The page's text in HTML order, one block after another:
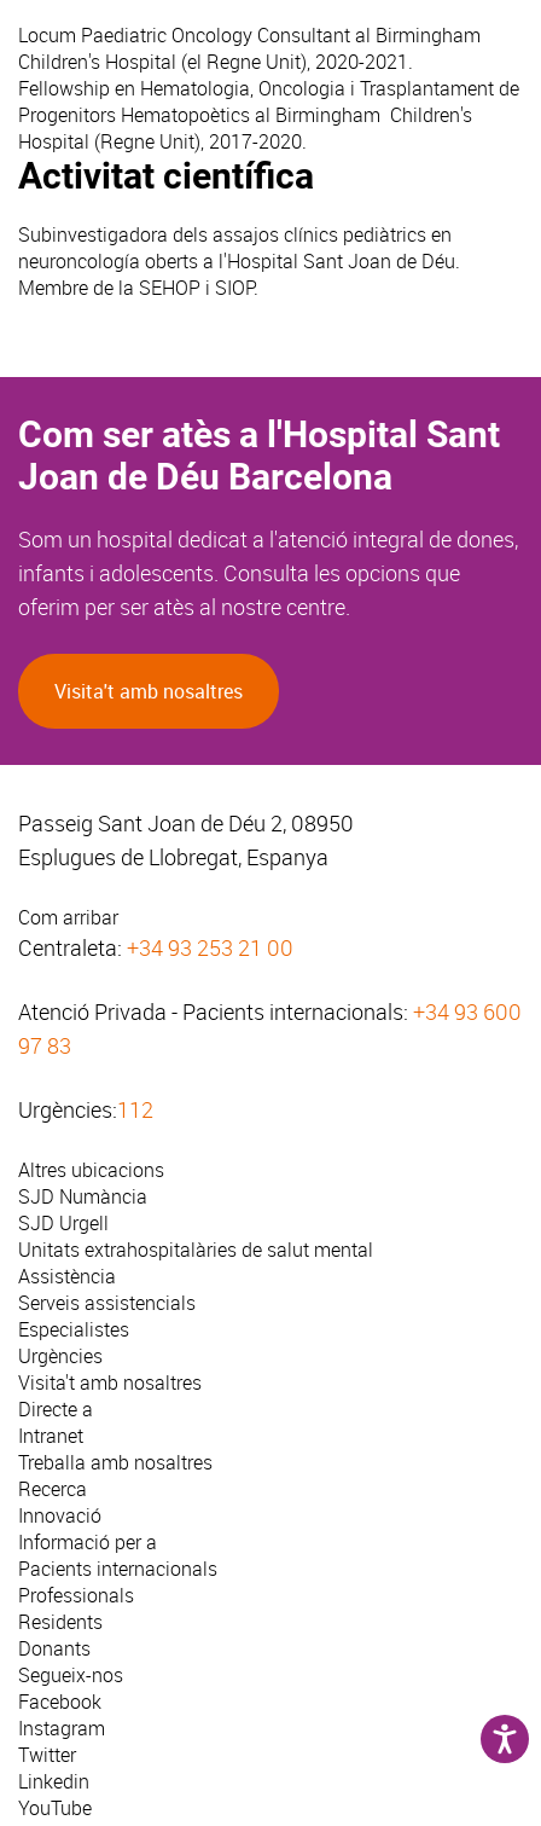
Locum Paediatric Oncology Consultant al Birmingham
Children's Hospital (el Regne Unit), 2020-2021.
Fellowship en Hematologia, Oncologia i Trasplantament de
Progenitors Hematopoètics al Birmingham Children's
Hospital (Regne Unit), 2017-2020.
Activitat científica
Subinvestigadora dels assajos clínics pediàtrics en
neuroncología oberts a l'Hospital Sant Joan de Déu.
Membre de la SEHOP i SIOP.
Com ser atès a l'Hospital Sant
Joan de Déu Barcelona
Som un hospital dedicat a l'atenció integral de dones,
infants i adolescents. Consulta les opcions que
oferim per ser atès al nostre centre.
Visita't amb nosaltres
Passeig Sant Joan de Déu 2, 08950
Esplugues de Llobregat, Espanya
Com arribar
Centraleta: +34 93 253 21 00
Atenció Privada - Pacients internacionals: +34 93 600
97 83
Urgències:112
Altres ubicacions
SJD Numància
SJD Urgell
Unitats extrahospitalàries de salut mental
Assistència
Serveis assistencials
Especialistes
Urgències
Visita't amb nosaltres
Directe a
Intranet
Treballa amb nosaltres
Recerca
Innovació
Informació per a
Pacients internacionals
Professionals
Residents
Donants
Segueix-nos
Facebook
Instagram
Twitter
Linkedin
YouTube